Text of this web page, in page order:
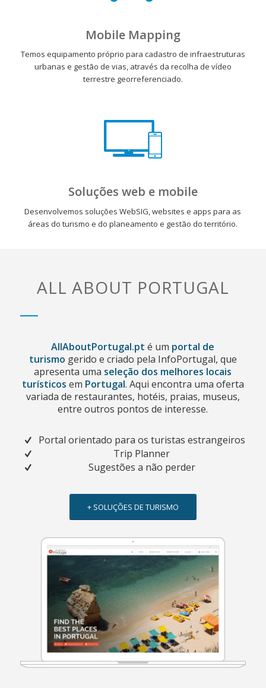
Mobile Mapping
Temos equipamento próprio para cadastro de infraestruturas
urbanas e gestão de vias, através da recolha de vídeo
terrestre georreferenciado.
Soluções web e mobile
Desenvolvemos soluções WebSIG, websites e apps para as
áreas do turismo e do planeamento e gestão do território.
ALL ABOUT PORTUGAL
AllAboutPortugal.pt é um portal de
turismo gerido e criado pela InfoPortugal, que
apresenta uma seleção dos melhores locais
turísticos em Portugal. Aqui encontra uma oferta
variada de restaurantes, hotéis, praias, museus,
entre outros pontos de interesse.
Portal orientado para os turistas estrangeiros
Trip Planner
Sugestões a não perder
+ SOLUÇÕES DE TURISMO